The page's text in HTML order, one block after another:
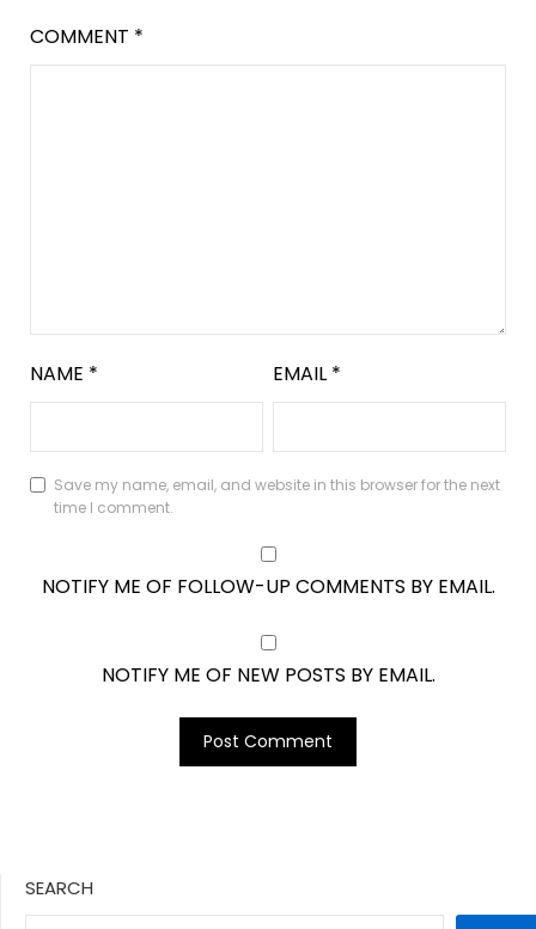
COMMENT *
NAME * EMAIL *
Save my name, email, and website in this browser for the next
time I comment.
NOTIFY ME OF FOLLOW-UP COMMENTS BY EMAIL.
NOTIFY ME OF NEW POSTS BY EMAIL.
SEARCH